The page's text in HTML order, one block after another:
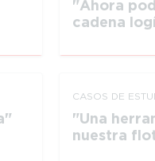
Ahora
cadena
CASOS DE
Una
nuestra